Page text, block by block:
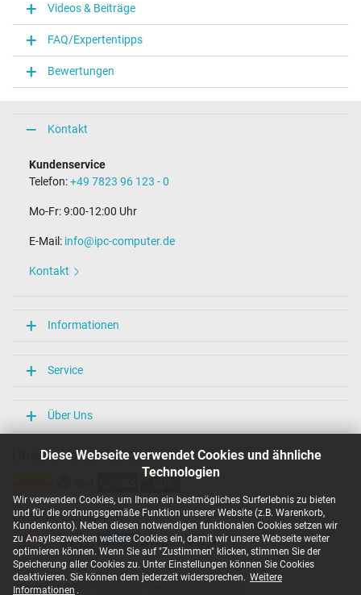
Diese Webseite verwendet Cookies und ähnliche
Technologien
Wir verwenden Cookies, um Ihnen ein bestmögliches Surferlebnis zu bieten
und für die ordnungsgemäße Funktion unserer Website (z.B. Warenkorb,
Kundenkonto). Neben diesen notwendigen funktionalen Cookies setzen wir
zu Anaylsezwecken weitere Cookies ein, damit wir unsere Webseite weiter
optimieren können. Wenn Sie auf "Zustimmen" klicken, stimmen Sie der
Speicherung aller Cookies zu. Unter Einstellungen können Sie Cookies
deaktivieren. Sie können dem jederzeit widersprechen. Weitere
Informationen .
Funktions-LED
Funktions-LED im Stecker
Notebook Stecker
Steckertyp / -form
rund / 180° gerade
12,0 mm
Ja
Länge Anschlusskabel (m) (ca.)
Länge / Breite / Höhe
Weitere Daten
Ja
CE
NOM NYCE
Singapore Safety Mark
TÜV Argentina Certificado
TÜV Geprüfte Sicherheit
UL Listed
UL Nachhaltigkeit
Ukraine Safety
Videos & Beiträge
FAQ/Expertentipps
Bewertungen
Kontakt
Kundenservice
Telefon:+49 7823 96 123 - 0
Mo-Fr: 9:00-12:00 Uhr
E-Mail: info@ipc-computer.de
Kontakt
Informationen
Service
Über Uns
Unsere Versandarten
Unsere Zahlarten
Copyright ©